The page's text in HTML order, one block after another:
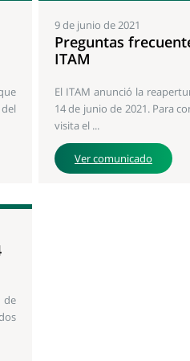
9 de junio de 2021
Preguntas
ITAM
El ITAM anunció la
14 de junio de 2021. Para
visita el ...
Ver comunicado
de